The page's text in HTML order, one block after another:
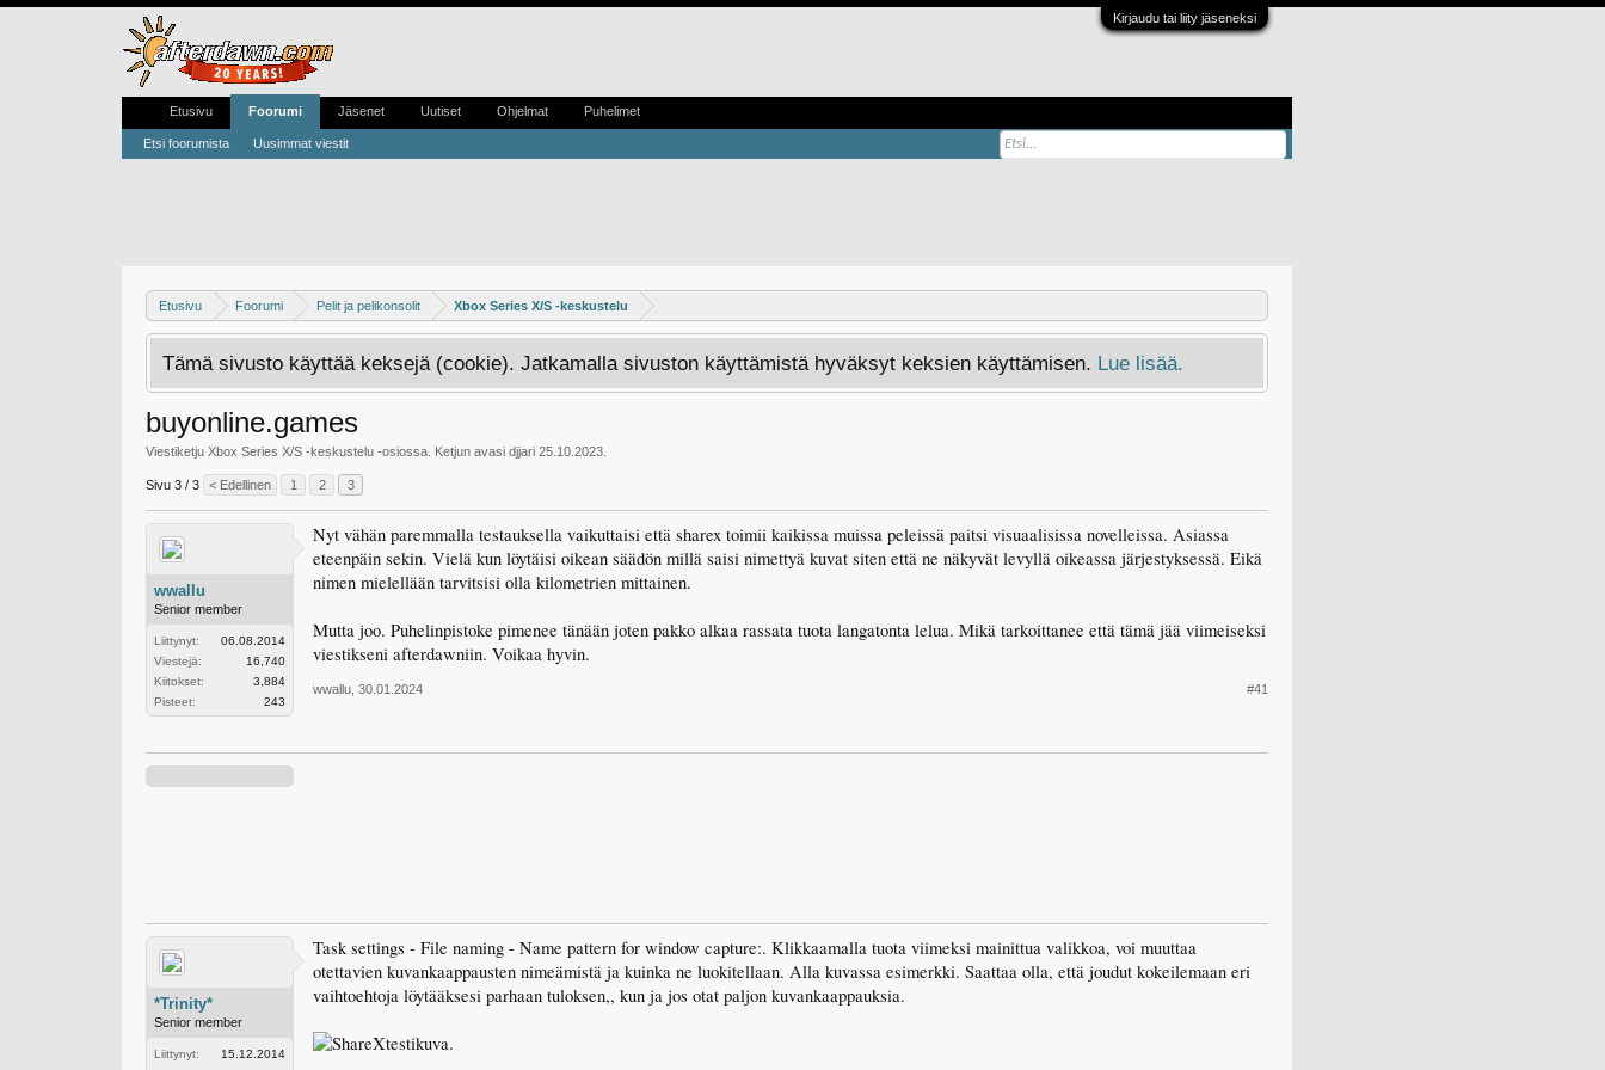
Kirjaudu tai liity jäseneksi
Etusivu Foorumi Pelit ja pelikonsolit Xbox Series X/S -keskustelu
Tämä sivusto käyttää keksejä (cookie). Jatkamalla sivuston käyttämistä hyväksyt keksien käyttämisen. Lue lisää.
buyonline.games
Viestiketju Xbox Series X/S -keskustelu -osiossa. Ketjun avasi djjari 25.10.2023
Sivu 3 / 3 < Edellinen 1 2 3
wwallu
Senior member
Liittynyt:
06.08.2014
Viestejä:
16,740
Kiitokset:
3,884
Pisteet:
243
Nyt vähän paremmalla testauksella vaikuttaisi että sharex toimii kaikissa muissa peleissä paitsi visuaalisissa novelleissa. Asiassa
eteenpäin sekin. Vielä kun löytäisi oikean säädön millä saisi nimettyä kuvat siten että ne näkyvät levyllä oikeassa järjestyksessä. Eikä
nimen mielellään tarvitsisi olla kilometrien mittainen.
Mutta joo. Puhelinpistoke pimenee tänään joten pakko alkaa rassata tuota langatonta lelua. Mikä tarkoittanee että tämä jää viimeiseksi
viestikseni afterdawniin. Voikaa hyvin.
wwallu 30.01.2024 #41
*Trinity*
Senior member
Liittynyt:
15.12.2014
Task settings - File naming - Name pattern for window capture:. Klikkaamalla tuota viimeksi mainittua valikkoa, voi muuttaa
otettavien kuvankaappausten nimeämistä ja kuinka ne luokitellaan. Alla kuvassa esimerkki. Saattaa olla, että joudut kokeilemaan eri
vaihtoehtoja löytääksesi parhaan tuloksen,, kun ja jos otat paljon kuvankaappauksia.
Etusivu Foorumi
Etsi foorumista Uusimmat viestit
Jäsenet Uutiset Ohjelmat Puhelimet